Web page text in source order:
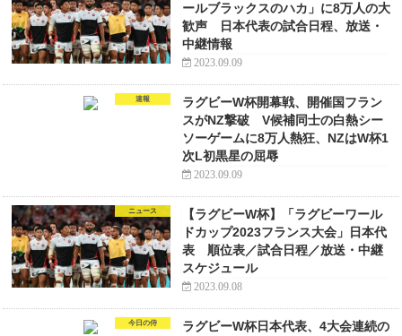
ールブラックスのハカ」に8万人の大
歓声 日本代表の試合日程、放送・
中継情報
2023.09.09
速報
ラグビーW杯開幕戦、開催国フラン
スがNZ撃破 V候補同士の白熱シー
ソーゲームに8万人熱狂、NZはW杯1
次L初黒星の屈辱
2023.09.09
ニュース
【ラグビーW杯】「ラグビーワール
ドカップ2023フランス大会」日本代
表 順位表／試合日程／放送・中継
スケジュール
2023.09.08
今日の侍
ラグビーW杯日本代表、4大会連続の